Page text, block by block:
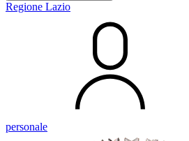
Regione Lazio
personale